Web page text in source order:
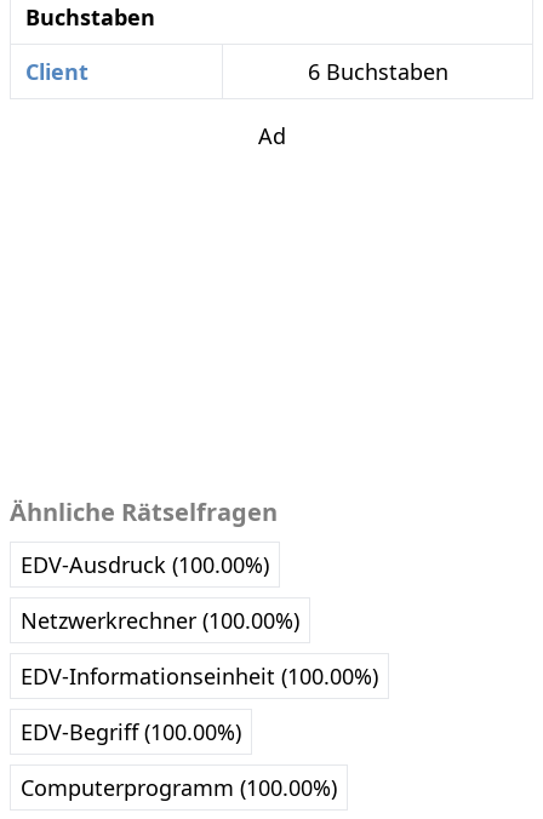
Buchstaben
Client
6 Buchstaben
Ad
Ähnliche Rätselfragen
EDV-Ausdruck (100.00%)
Netzwerkrechner (100.00%)
EDV-Informationseinheit (100.00%)
EDV-Begriff (100.00%)
Computerprogramm (100.00%)